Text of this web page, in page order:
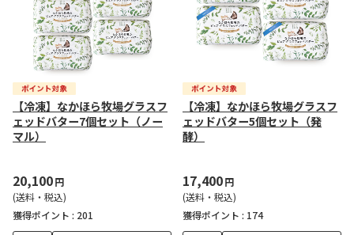
【冷凍】なかほら牧場グラスフ
ェッドバター7個セット（ノー
マル）
20,100円
(送料・税込)
獲得ポイント : 201
【冷凍】なかほら牧場グラスフ
ェッドバター5個セット（発
酵）
17,400円
(送料・税込)
獲得ポイント : 174